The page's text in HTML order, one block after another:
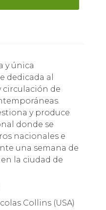
dedicada al
circulación de
y produce
donde se
nacionales e
una semana de
la ciudad de
Collins (USA)